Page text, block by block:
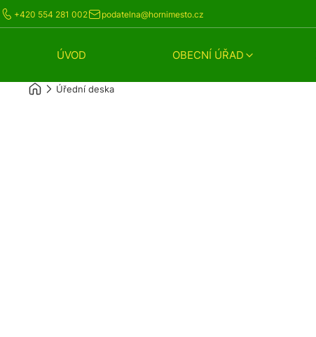
+420 554 281 002 podatelna@hornimesto.cz
ÚVOD OBECNÍ ÚŘAD
Úřední deska